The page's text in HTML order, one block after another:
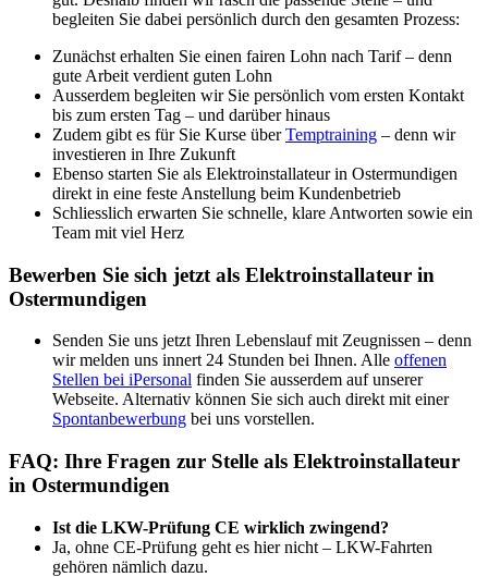
begleiten Sie dabei persönlich durch den gesamten Prozess:
Zunächst erhalten Sie einen fairen Lohn nach Tarif – denn
gute Arbeit verdient guten Lohn
Ausserdem begleiten wir Sie persönlich vom ersten Kontakt
bis zum ersten Tag – und darüber hinaus
Zudem gibt es für Sie Kurse überTemptraining – denn wir
investieren in Ihre Zukunft
Ebenso starten Sie als Elektroinstallateur in Ostermundigen
direkt in eine feste Anstellung beim Kundenbetrieb
Schliesslich erwarten Sie schnelle, klare Antworten sowie ein
Team mit viel Herz
Bewerben Sie sich jetzt als Elektroinstallateur in
Ostermundigen
Senden Sie uns jetzt Ihren Lebenslauf mit Zeugnissen – denn
wir melden uns innert 24 Stunden bei Ihnen. Alle offenen
Stellen bei iPersonal finden Sie ausserdem auf unserer
Webseite. Alternativ können Sie sich auch direkt mit einer
Spontanbewerbung bei uns vorstellen.
FAQ: Ihre Fragen zur Stelle als Elektroinstallateur
in Ostermundigen
Ist die LKW-Prüfung CE wirklich zwingend?
Ja, ohne CE-Prüfung geht es hier nicht – LKW-Fahrten
gehören nämlich dazu.